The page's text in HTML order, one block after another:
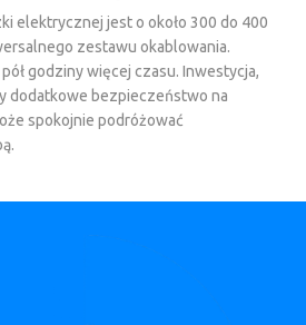
elektrycznej jest o około 300 do 400
zestawu okablowania.
godziny więcej czasu. Inwestycja,
dodatkowe bezpieczeństwo na
spokojnie podróżować